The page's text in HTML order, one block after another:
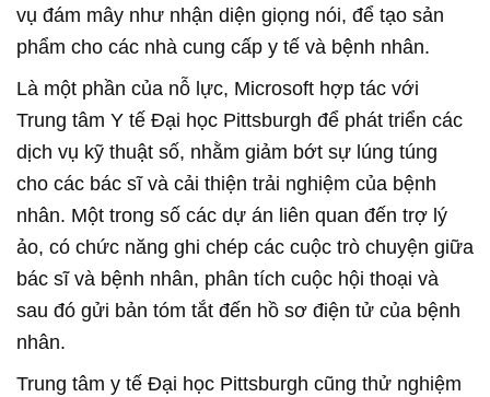
vụ đám mây như nhận diện giọng nói, để tạo sản
phẩm cho các nhà cung cấp y tế và bệnh nhân.
Là một phần của nỗ lực, Microsoft hợp tác với
Trung tâm Y tế Đại học Pittsburgh để phát triển các
dịch vụ kỹ thuật số, nhằm giảm bớt sự lúng túng
cho các bác sĩ và cải thiện trải nghiệm của bệnh
nhân. Một trong số các dự án liên quan đến trợ lý
ảo, có chức năng ghi chép các cuộc trò chuyện giữa
bác sĩ và bệnh nhân, phân tích cuộc hội thoại và
sau đó gửi bản tóm tắt đến hồ sơ điện tử của bệnh
nhân.
Trung tâm y tế Đại học Pittsburgh cũng thử nghiệm